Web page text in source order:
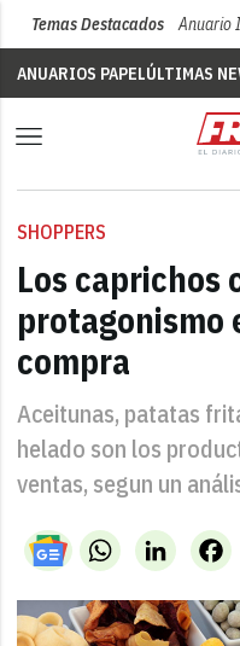
Temas Destacados Anuario
ANUARIOS PAPELÚLTIMAS
SHOPPERS
Los caprichos
protagonismo
compra
Aceitunas, patatas
helado son los
ventas, segun un
WhatsAppLinkedIn